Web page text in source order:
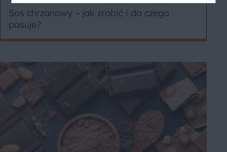
Sos chrzanowy – jak zrobić i do czego
pasuje?